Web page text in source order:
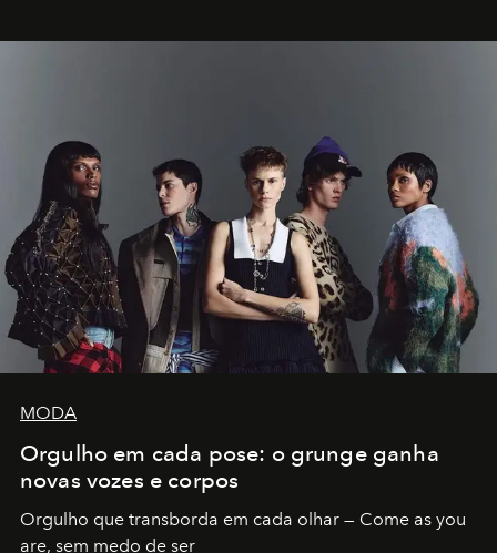
MODA
Orgulho em cada pose: o grunge ganha
novas vozes e corpos
Orgulho que transborda em cada olhar — Come as you
are, sem medo de ser